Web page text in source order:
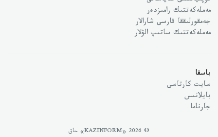
مەملەكەتتىك رامىزدەر
جەمقورلىققا قارسى شارالار
مەملەكەتتىك ساتىپ الۋلار
باسقا
سايت كارتاسى
بايلانىس
جارناما
© 2026 «KAZINFORM» حاق